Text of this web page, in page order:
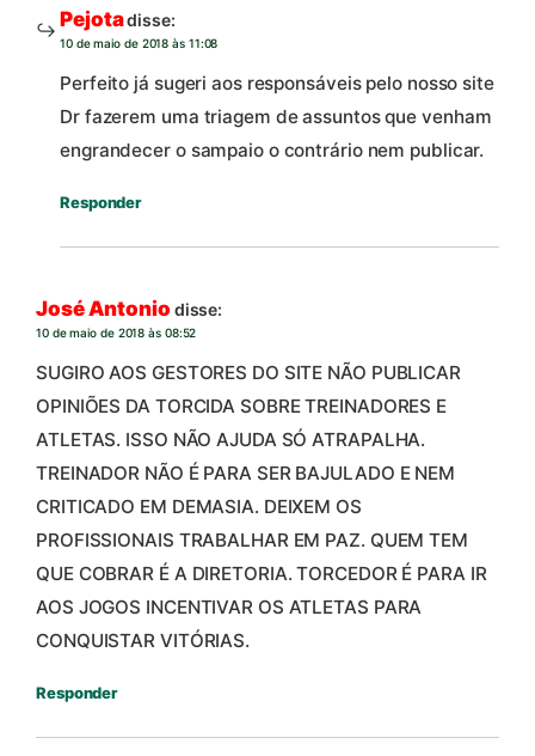
Pejotadisse:
10 de maio de 2018 às 11:08
Perfeito já sugeri aos responsáveis pelo nosso site
Dr fazerem uma triagem de assuntos que venham
engrandecer o sampaio o contrário nem publicar.
Responder
José Antonio disse:
10 de maio de 2018 às 08:52
SUGIRO AOS GESTORES DO SITE NÃO PUBLICAR
OPINIÕES DA TORCIDA SOBRE TREINADORES E
ATLETAS. ISSO NÃO AJUDA SÓ ATRAPALHA.
TREINADOR NÃO É PARA SER BAJULADO E NEM
CRITICADO EM DEMASIA. DEIXEM OS
PROFISSIONAIS TRABALHAR EM PAZ. QUEM TEM
QUE COBRAR É A DIRETORIA. TORCEDOR É PARA IR
AOS JOGOS INCENTIVAR OS ATLETAS PARA
CONQUISTAR VITÓRIAS.
Responder